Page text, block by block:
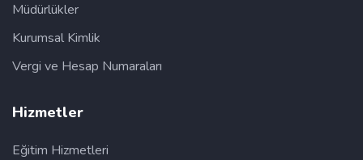
Müdürlükler
Kurumsal Kimlik
Vergi ve Hesap Numaraları
Hizmetler
Eğitim Hizmetleri